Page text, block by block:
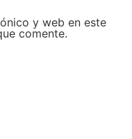
y web en este
comente.